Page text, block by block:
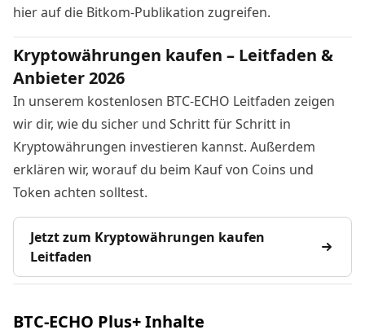
hier auf die Bitkom-Publikation zugreifen.
Kryptowährungen kaufen – Leitfaden &
Anbieter 2026
In unserem kostenlosen BTC-ECHO Leitfaden zeigen
wir dir, wie du sicher und Schritt für Schritt in
Kryptowährungen investieren kannst. Außerdem
erklären wir, worauf du beim Kauf von Coins und
Token achten solltest.
Jetzt zum Kryptowährungen kaufen
Leitfaden
BTC-ECHO Plus+ Inhalte